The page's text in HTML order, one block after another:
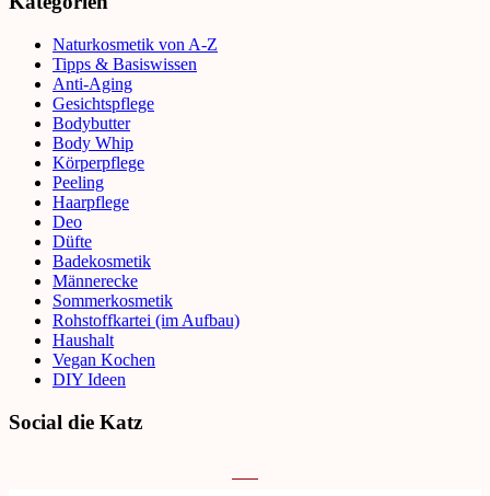
Naturkosmetik von A-Z
Tipps & Basiswissen
Anti-Aging
Gesichtspflege
Bodybutter
Body Whip
Körperpflege
Peeling
Haarpflege
Deo
Düfte
Badekosmetik
Männerecke
Sommerkosmetik
Rohstoffkartei (im Aufbau)
Haushalt
Vegan Kochen
DIY Ideen
Social die Katz